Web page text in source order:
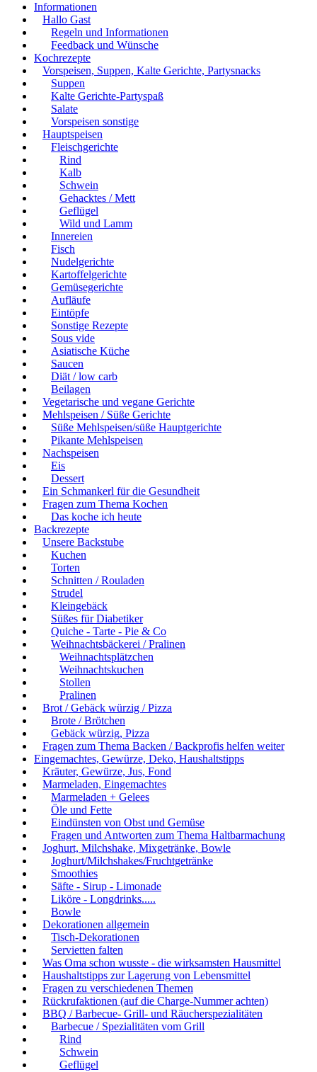
Informationen
Hallo Gast
Regeln und Informationen
Feedback und Wünsche
Kochrezepte
Vorspeisen, Suppen, Kalte Gerichte, Partysnacks
Suppen
Kalte Gerichte-Partyspaß
Salate
Vorspeisen sonstige
Hauptspeisen
Fleischgerichte
Rind
Kalb
Schwein
Gehacktes / Mett
Geflügel
Wild und Lamm
Innereien
Fisch
Nudelgerichte
Kartoffelgerichte
Gemüsegerichte
Aufläufe
Eintöpfe
Sonstige Rezepte
Sous vide
Asiatische Küche
Saucen
Diät / low carb
Beilagen
Vegetarische und vegane Gerichte
Mehlspeisen / Süße Gerichte
Süße Mehlspeisen/süße Hauptgerichte
Pikante Mehlspeisen
Nachspeisen
Eis
Dessert
Ein Schmankerl für die Gesundheit
Fragen zum Thema Kochen
Das koche ich heute
Backrezepte
Unsere Backstube
Kuchen
Torten
Schnitten / Rouladen
Strudel
Kleingebäck
Süßes für Diabetiker
Quiche - Tarte - Pie & Co
Weihnachtsbäckerei / Pralinen
Weihnachtsplätzchen
Weihnachtskuchen
Stollen
Pralinen
Brot / Gebäck würzig / Pizza
Brote / Brötchen
Gebäck würzig, Pizza
Fragen zum Thema Backen / Backprofis helfen weiter
Eingemachtes, Gewürze, Deko, Haushaltstipps
Kräuter, Gewürze, Jus, Fond
Marmeladen, Eingemachtes
Marmeladen + Gelees
Öle und Fette
Eindünsten von Obst und Gemüse
Fragen und Antworten zum Thema Haltbarmachung
Joghurt, Milchshake, Mixgetränke, Bowle
Joghurt/Milchshakes/Fruchtgetränke
Smoothies
Säfte - Sirup - Limonade
Liköre - Longdrinks.....
Bowle
Dekorationen allgemein
Tisch-Dekorationen
Servietten falten
Was Oma schon wusste - die wirksamsten Hausmittel
Haushaltstipps zur Lagerung von Lebensmittel
Fragen zu verschiedenen Themen
Rückrufaktionen (auf die Charge-Nummer achten)
BBQ / Barbecue- Grill- und Räucherspezialitäten
Barbecue / Spezialitäten vom Grill
Rind
Schwein
Geflügel